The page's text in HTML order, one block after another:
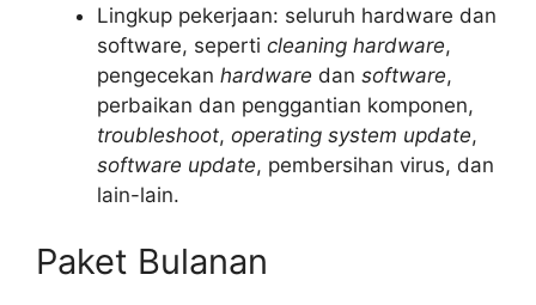
Lingkup pekerjaan: seluruh hardware dan
software, seperti cleaning hardware,
pengecekan hardware dan software,
perbaikan dan penggantian komponen,
troubleshoot, operating system update,
software update, pembersihan virus, dan
lain-lain.
Paket Bulanan